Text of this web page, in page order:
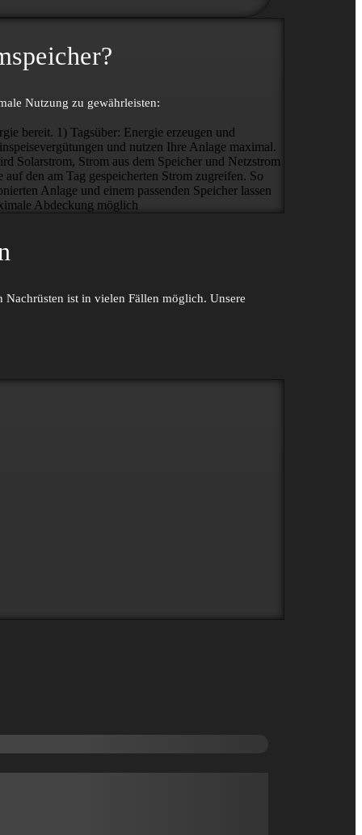
Nutzung zu gewähr­­leisten:
bereit. 1) Tagsüber: Energie erzeugen und
und nutzen Ihre Anlage maximal.
Solarstrom, Strom aus dem Speicher und Netzstrom
den am Tag gespeicherten Strom zugreifen. So
Anlage und einem passenden Speicher lassen
Abdeckung möglich
Nach­rüsten ist in vielen Fällen möglich. Unsere